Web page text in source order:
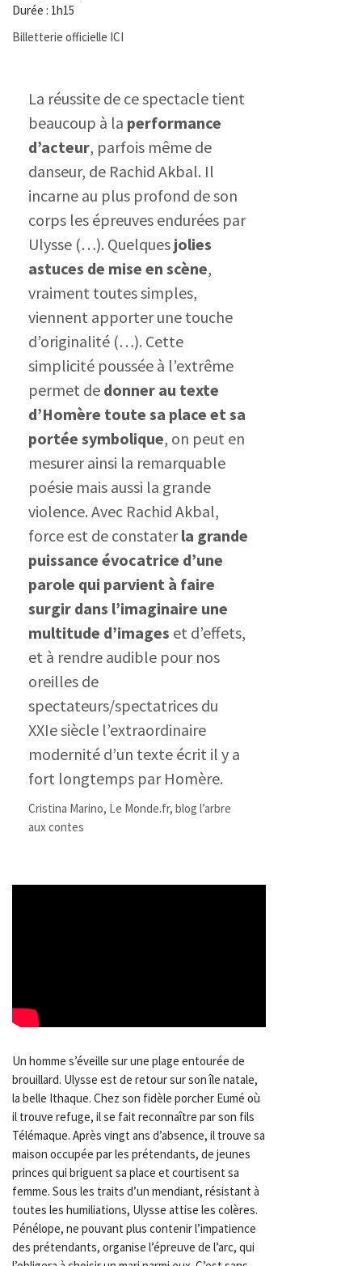
Durée : 1h15
Billetterie officielle ICI
La réussite de ce spectacle tient
beaucoup à la performance
d’acteur, parfois même de
danseur, de Rachid Akbal. Il
incarne au plus profond de son
corps les épreuves endurées par
Ulysse (…). Quelques jolies
astuces de mise en scène,
vraiment toutes simples,
viennent apporter une touche
d’originalité (…). Cette
simplicité poussée à l’extrême
permet de donner au texte
d’Homère toute sa place et sa
portée symbolique, on peut en
mesurer ainsi la remarquable
poésie mais aussi la grande
violence. Avec Rachid Akbal,
force est de constaterla grande
puissance évocatrice d’une
parole qui parvient à faire
surgir dans l’imaginaire une
multitude d’images et d’effets,
et à rendre audible pour nos
oreilles de
spectateurs/spectatrices du
XXIe siècle l’extraordinaire
modernité d’un texte écrit il y a
fort longtemps par Homère.
Cristina Marino, Le Monde.fr, blog l’arbre
aux contes
Un homme s’éveille sur une plage entourée de
brouillard. Ulysse est de retour sur son île natale,
la belle Ithaque. Chez son fidèle porcher Eumé où
il trouve refuge, il se fait reconnaître par son fils
Télémaque. Après vingt ans d’absence, il trouve sa
maison occupée par les prétendants, de jeunes
princes qui briguent sa place et courtisent sa
femme. Sous les traits d’un mendiant, résistant à
toutes les humiliations, Ulysse attise les colères.
Pénélope, ne pouvant plus contenir l’impatience
des prétendants, organise l’épreuve de l’arc, qui